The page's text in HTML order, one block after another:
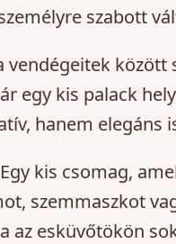
szabott
vendégeitek
egy kis palack
hanem elegáns
Egy kis csomag,
szemmaszkot
az esküvőtökön